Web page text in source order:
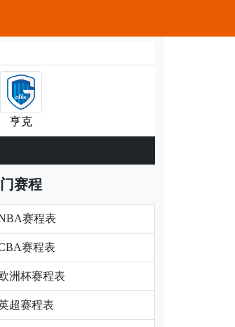
亨克
赛程
赛程表
赛程表
洲杯赛程表
超赛程表